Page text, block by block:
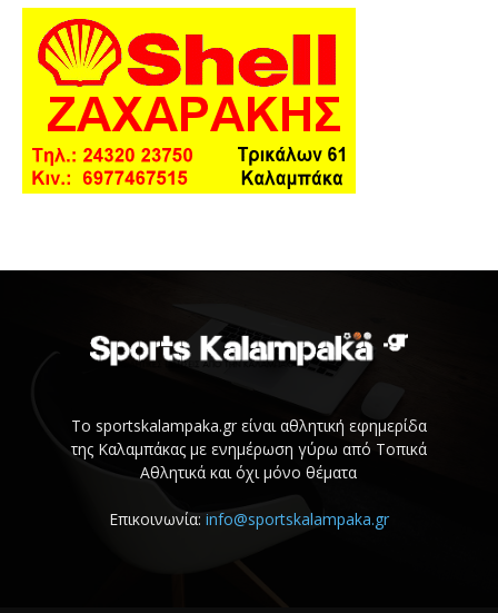
Το sportskalampaka.gr είναι αθλητική εφημερίδα
της Καλαμπάκας με ενημέρωση γύρω από Τοπικά
Αθλητικά και όχι μόνο θέματα
Επικοινωνία: info@sportskalampaka.gr